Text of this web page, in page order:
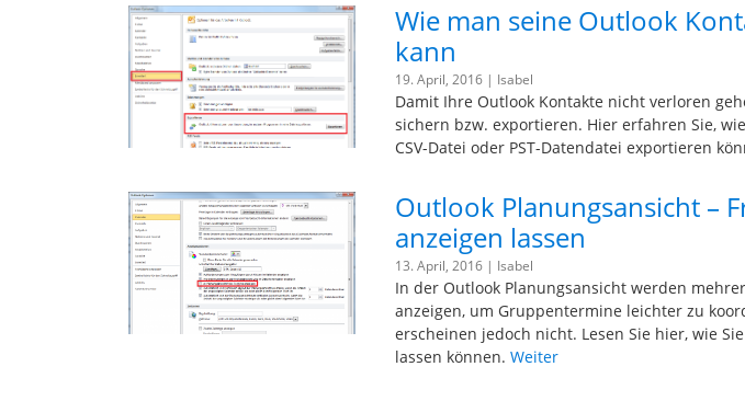
Wie man seine Outlook
kann
19. April, 2016 | Isabel
Damit Ihre Outlook Kontakte nicht verloren
sichern bzw. exportieren. Hier erfahren Sie,
CSV-Datei oder PST-Datendatei exportieren
Outlook Planungsansicht –
anzeigen lassen
13. April, 2016 | Isabel
In der Outlook Planungsansicht werden
anzeigen, um Gruppentermine leichter zu
erscheinen jedoch nicht. Lesen Sie hier, wie
lassen können.Weiter